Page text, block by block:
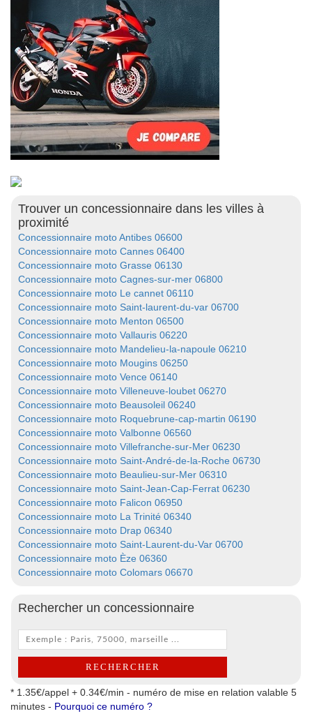
Trouver un concessionnaire dans les villes à
proximité
Concessionnaire moto Antibes 06600
Concessionnaire moto Cannes 06400
Concessionnaire moto Grasse 06130
Concessionnaire moto Cagnes-sur-mer 06800
Concessionnaire moto Le cannet 06110
Concessionnaire moto Saint-laurent-du-var 06700
Concessionnaire moto Menton 06500
Concessionnaire moto Vallauris 06220
Concessionnaire moto Mandelieu-la-napoule 06210
Concessionnaire moto Mougins 06250
Concessionnaire moto Vence 06140
Concessionnaire moto Villeneuve-loubet 06270
Concessionnaire moto Beausoleil 06240
Concessionnaire moto Roquebrune-cap-martin 06190
Concessionnaire moto Valbonne 06560
Concessionnaire moto Villefranche-sur-Mer 06230
Concessionnaire moto Saint-André-de-la-Roche 06730
Concessionnaire moto Beaulieu-sur-Mer 06310
Concessionnaire moto Saint-Jean-Cap-Ferrat 06230
Concessionnaire moto Falicon 06950
Concessionnaire moto La Trinité 06340
Concessionnaire moto Drap 06340
Concessionnaire moto Saint-Laurent-du-Var 06700
Concessionnaire moto Èze 06360
Concessionnaire moto Colomars 06670
Rechercher un concessionnaire
* 1.35€/appel + 0.34€/min - numéro de mise en relation valable 5
minutes - Pourquoi ce numéro ?